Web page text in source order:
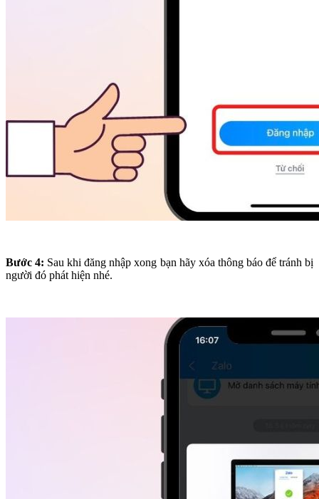
Bước 4: Sau khi đăng nhập xong bạn hãy xóa thông báo để tránh bị
người đó phát hiện nhé.